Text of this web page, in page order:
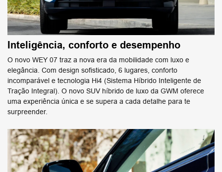
Inteligência, conforto e desempenho
O novo WEY 07 traz a nova era da mobilidade com luxo e
elegância. Com design sofisticado, 6 lugares, conforto ​
incomparável e tecnologia Hi4 (Sistema Híbrido Inteligente de
Tração Integral). O novo SUV híbrido de luxo da ​GWM oferece
uma experiência única e se supera a cada detalhe para te
surpreender.